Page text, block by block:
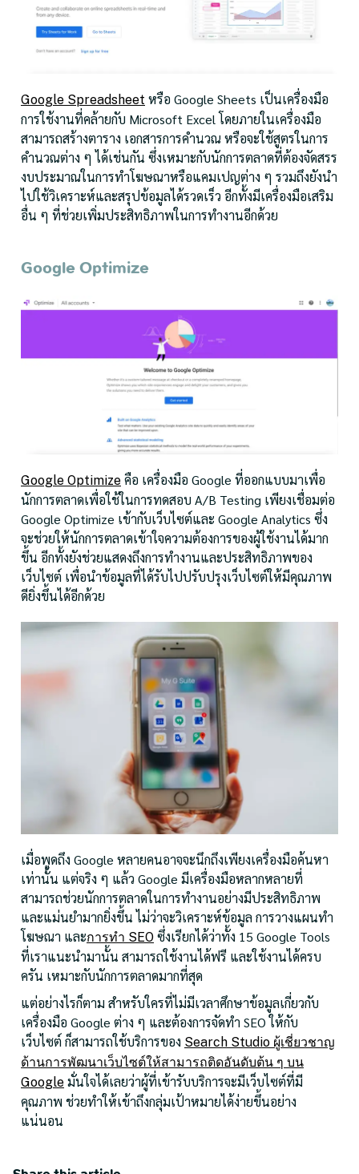
Google Spreadsheet หรือ Google Sheets เป็นเครื่องมือ
การใช้งานที่คล้ายกับ Microsoft Excel โดยภายในเครื่องมือ
สามารถสร้างตาราง เอกสารการคำนวณ หรือจะใช้สูตรในการ
คำนวณต่าง ๆ ได้เช่นกัน ซึ่งเหมาะกับนักการตลาดที่ต้องจัดสรร
งบประมาณในการทำโฆษณาหรือแคมเปญต่าง ๆ รวมถึงยังนำ
ไปใช้วิเคราะห์และสรุปข้อมูลได้รวดเร็ว อีกทั้งมีเครื่องมือเสริม
อื่น ๆ ที่ช่วยเพิ่มประสิทธิภาพในการทำงานอีกด้วย
Google Optimize
Google Optimize คือ เครื่องมือ Google ที่ออกแบบมาเพื่อ
นักการตลาดเพื่อใช้ในการทดสอบ A/B Testing เพียงเชื่อมต่อ
Google Optimize เข้ากับเว็บไซต์และ Google Analytics ซึ่ง
จะช่วยให้นักการตลาดเข้าใจความต้องการของผู้ใช้งานได้มาก
ขึ้น อีกทั้งยังช่วยแสดงถึงการทำงานและประสิทธิภาพของ
เว็บไซต์ เพื่อนำข้อมูลที่ได้รับไปปรับปรุงเว็บไซต์ให้มีคุณภาพ
ดียิ่งขึ้นได้อีกด้วย
เมื่อพูดถึง Google หลายคนอาจจะนึกถึงเพียงเครื่องมือค้นหา
เท่านั้น แต่จริง ๆ แล้ว Google มีเครื่องมือหลากหลายที่
สามารถช่วยนักการตลาดในการทำงานอย่างมีประสิทธิภาพ
และแม่นยำมากยิ่งขึ้น ไม่ว่าจะวิเคราะห์ข้อมูล การวางแผนทำ
โฆษณา และการทำ SEO ซึ่งเรียกได้ว่าทั้ง 15 Google Tools
ที่เราแนะนำมานั้น สามารถใช้งานได้ฟรี และใช้งานได้ครบ
ครัน เหมาะกับนักการตลาดมากที่สุด
แต่อย่างไรก็ตาม สำหรับใครที่ไม่มีเวลาศึกษาข้อมูลเกี่ยวกับ
เครื่องมือ Google ต่าง ๆ และต้องการจัดทำ SEO ให้กับ
เว็บไซต์ ก็สามารถใช้บริการของ Search Studio ผู้เชี่ยวชาญ
ด้านการพัฒนาเว็บไซต์ให้สามารถติดอันดับต้น ๆ บน
Google มั่นใจได้เลยว่าผู้ที่เข้ารับบริการจะมีเว็บไซต์ที่มี
คุณภาพ ช่วยทำให้เข้าถึงกลุ่มเป้าหมายได้ง่ายขึ้นอย่าง
แน่นอน